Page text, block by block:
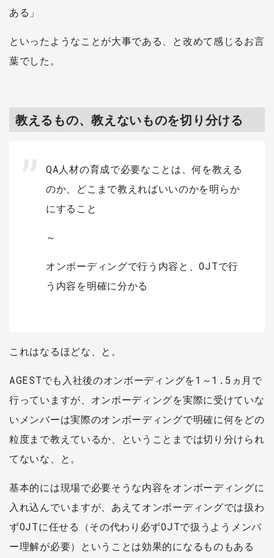
ある」
といったようなことが大事である、と改めて感じるお言
葉でした。
教えるもの、教えないものを切り分ける
QA人材の育成で必要なことは、何を教える
のか、どこまで教えればいいのかを明らか
にすること
～
オンボーディングで行う内容と、OJTで行
う内容を明確に分かる
これはなるほどな、と。
AGESTでも入社後のオンボーディングを1～1.5ヵ月で
行っていますが、オンボーディングを実際に受けていな
いメンバーは実際のオンボーディングで明確に何をどの
粒度まで教えているか、ということまでは切り分けられ
てないな、と。
基本的には現場で必要そうな内容をオンボーディングに
入れ込んでいますが、あえてオンボーディングでは扱わ
ずOJTに任せる（その代わり必ずOJTで扱うようメンバ
ー理解が必要）ということは効果的になるものもある